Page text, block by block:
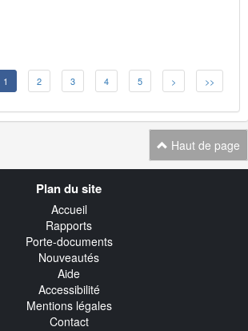
1 2 3 4 5 > >>
Haut de page
Plan du site
Accueil
Rapports
Porte-documents
Nouveautés
Aide
Accessibilité
Mentions légales
Contact